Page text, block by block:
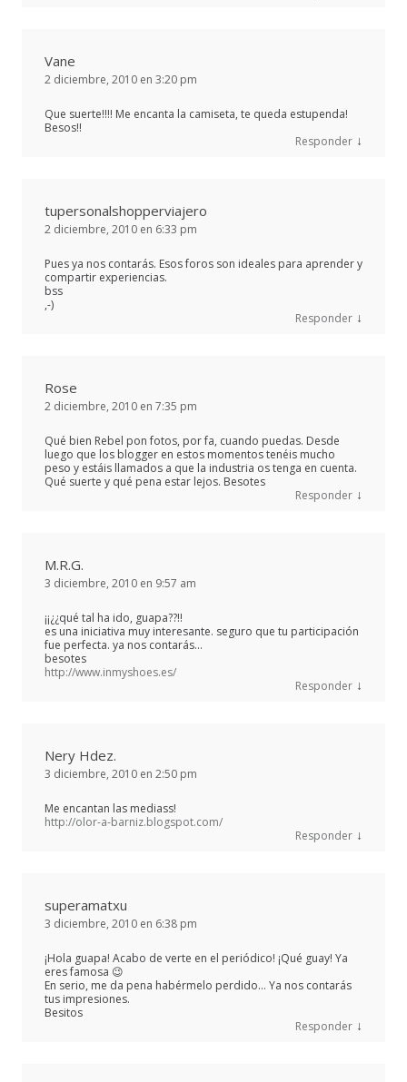
Vane
2 diciembre, 2010 en 3:20 pm
Que suerte!!!! Me encanta la camiseta, te queda estupenda!
Besos!!
Responder ↓
tupersonalshopperviajero
2 diciembre, 2010 en 6:33 pm
Pues ya nos contarás. Esos foros son ideales para aprender y
compartir experiencias.
bss
,-)
Responder ↓
Rose
2 diciembre, 2010 en 7:35 pm
Qué bien Rebel pon fotos, por fa, cuando puedas. Desde
luego que los blogger en estos momentos tenéis mucho
peso y estáis llamados a que la industria os tenga en cuenta.
Qué suerte y qué pena estar lejos. Besotes
Responder ↓
M.R.G.
3 diciembre, 2010 en 9:57 am
¡¡¿¿qué tal ha ido, guapa??!!
es una iniciativa muy interesante. seguro que tu participación
fue perfecta. ya nos contarás…
besotes
http://www.inmyshoes.es/
Responder ↓
Nery Hdez.
3 diciembre, 2010 en 2:50 pm
Me encantan las mediass!
http://olor-a-barniz.blogspot.com/
Responder ↓
superamatxu
3 diciembre, 2010 en 6:38 pm
¡Hola guapa! Acabo de verte en el periódico! ¡Qué guay! Ya
eres famosa 😉
En serio, me da pena habérmelo perdido… Ya nos contarás
tus impresiones.
Besitos
Responder ↓